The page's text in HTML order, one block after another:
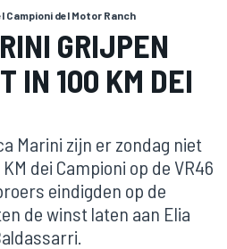
Campioni del Motor Ranch
GRIJPEN
IN 100 KM DEI
Marini zijn er zondag niet
dei Campioni op de VR46
eindigden op de
de winst laten aan Elia